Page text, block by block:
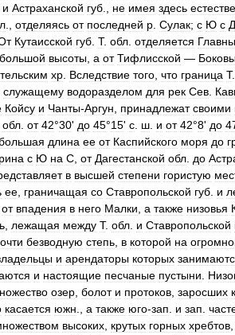
и Астраханской губ не имея здесь
отделяясь от последней р Сулак; с Ю с
Кутаисской губ Т. обл отделяется
большой высоты а от Тифлисской —
хр Вследствие того что граница Т.
служащему водоразделом для рек Сев
Койсу и Чанты-Аргун принадлежат своими
обл от 42°30' до 45°15' с ш и от 42°8' до
длина ее от Каспийского моря до
с Ю на С от Дагестанской обл до
в высшей степени гористую
ее граничащая со Ставропольской губ и
от впадения в него Малки а также низовья
лежащая между Т. обл и Ставропольской
безводную степь в которой на
и арендаторы которых
и настоящие песчаные пустыни
озер болот и протоков заросших
касается южн а также юго-зап и зап
высоких крутых горных хребтов